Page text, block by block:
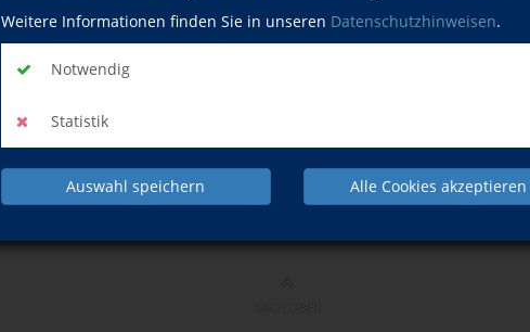
Weitere Informationen finden Sie in unseren Datenschutzhinweisen.
Notwendig
Statistik
Auswahl speichern Alle Cookies akzeptieren